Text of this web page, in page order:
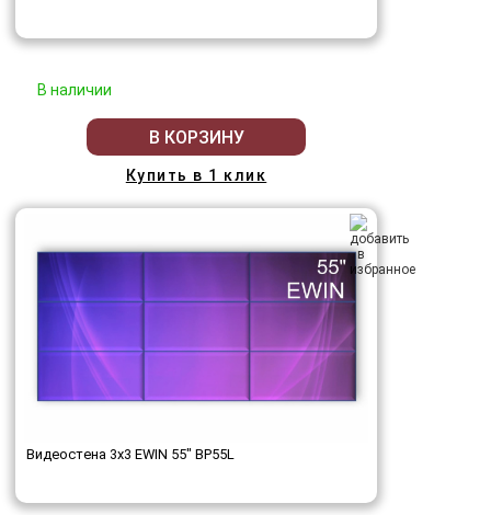
В наличии
В КОРЗИНУ
Купить в 1 клик
Видеостена 3x3 EWIN 55" BP55L